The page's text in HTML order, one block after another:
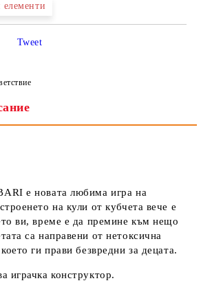
вас в рамките на работния ден.
елементи
Tweet
е новата любима игра на
на кули от кубчета вече е
ви, време е да премине към нещо
са направени от нетоксична
ги прави безвредни за децата.
играчка конструктор.